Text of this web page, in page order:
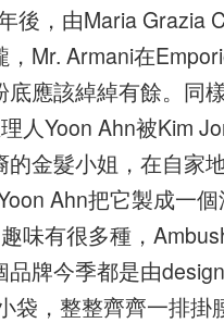
後，由Maria Grazia
Mr. Armani在
底應該綽綽有餘。同
人Yoon Ahn被Kim
金髮小姐，在自家
Ahn把它製成一
味有很多種，
牌今季都是由
袋，整整齊齊一排掛